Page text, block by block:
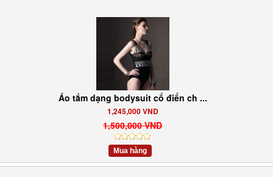
Áo tắm dạng bodysuit cổ điển ch ...
1,245,000 VND
1,500,000 VND
Mua hàng